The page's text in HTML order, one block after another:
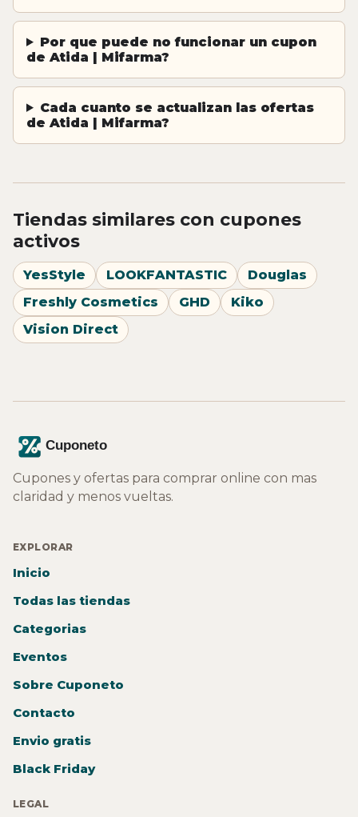
Por que puede no funcionar un cupon
de Atida | Mifarma?
Cada cuanto se actualizan las ofertas
de Atida | Mifarma?
Tiendas similares con cupones
activos
YesStyle LOOKFANTASTIC
Douglas
Freshly Cosmetics
GHD
Kiko
Vision Direct
Cupones y ofertas para comprar online con mas
claridad y menos vueltas.
EXPLORAR
Inicio
Todas las tiendas
Categorias
Eventos
Sobre Cuponeto
Contacto
Envio gratis
Black Friday
LEGAL